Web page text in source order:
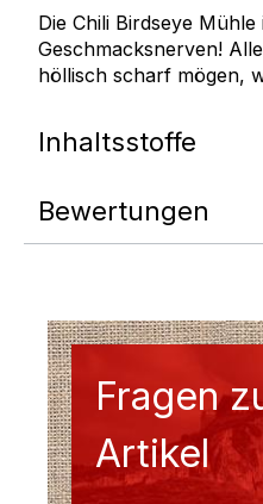
Die Chili Birdseye
Geschmacksnerven!
höllisch scharf mögen,
Inhaltsstoffe
Bewertungen
Fragen
Artikel